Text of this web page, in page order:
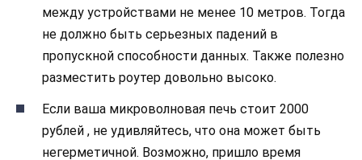
между устройствами не менее 10 метров. Тогда
не должно быть серьезных падений в
пропускной способности данных. Также полезно
разместить роутер довольно высоко.
Если ваша микроволновая печь стоит 2000
рублей , не удивляйтесь, что она может быть
негерметичной. Возможно, пришло время